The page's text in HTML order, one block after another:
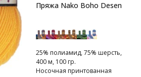
Пряжа Nako Boho Desen
25% полиамид, 75% шерсть,
400 м, 100 гр.
Носочная принтованная